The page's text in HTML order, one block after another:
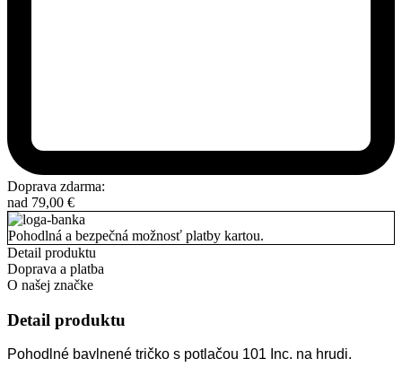
Doprava zdarma:
nad 79,00 €
Pohodlná a bezpečná možnosť platby kartou.
Detail produktu
Doprava a platba
O našej značke
Detail produktu
Pohodlné bavlnené tričko s potlačou 101 Inc. na hrudi.